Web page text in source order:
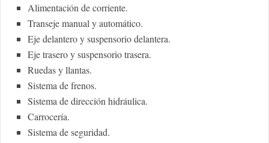
Alimentación de corriente.
Transeje manual y automático.
Eje delantero y suspensorio delantera.
Eje trasero y suspensorio trasera.
Ruedas y llantas.
Sistema de frenos.
Sistema de dirección hidráulica.
Carrocería.
Sistema de seguridad.